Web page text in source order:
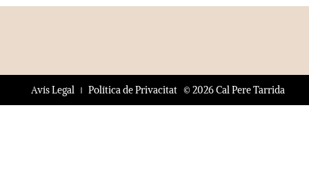
© 2026 Cal Pere Tarrida
Avís Legal Política de Privacitat